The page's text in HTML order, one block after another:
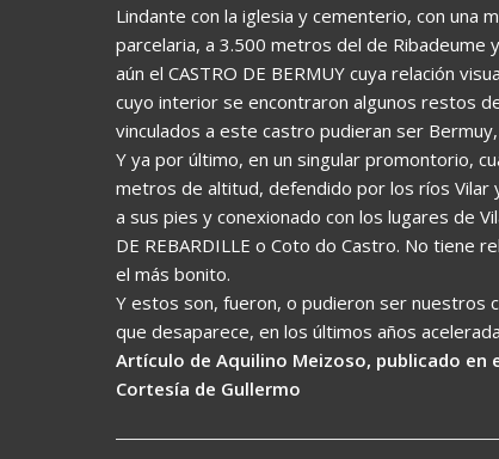
Lindante con la iglesia y cementerio, con una
parcelaria, a 3.500 metros del de
aún el CASTRO DE BERMUY cuya relación
cuyo interior se encontraron algunos restos
vinculados a este castro pudieran ser
Y ya por último, en un singular promontorio,
metros de altitud, defendido por los ríos Vilar
a sus pies y conexionado con los lugares de
DE REBARDILLE o Coto do Castro. No tiene
el más bonito.
Y estos son, fueron, o pudieron ser nuestros
que desaparece, en los últimos años
Artículo de Aquilino Meizoso, publicado en
Cortesía de Gullermo